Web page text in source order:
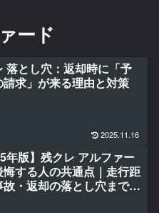
ード
落とし穴：返却時に「予
請求」が来る理由と対策
2025.11.16
年版】残クレ アルファー
悔する人の共通点｜走行距
故・返却の落とし穴まで徹